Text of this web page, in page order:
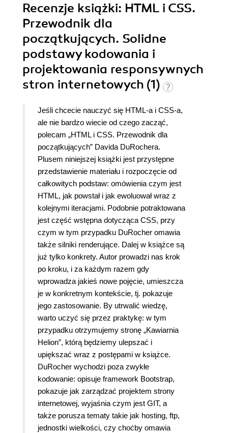
Recenzje książki: HTML i CSS.
Przewodnik dla
początkujących. Solidne
podstawy kodowania i
projektowania responsywnych
stron internetowych (1)
Jeśli chcecie nauczyć się HTML-a i CSS-a,
ale nie bardzo wiecie od czego zacząć,
polecam „HTML i CSS. Przewodnik dla
początkujących” Davida DuRochera.
Plusem niniejszej książki jest przystępne
przedstawienie materiału i rozpoczęcie od
całkowitych podstaw: omówienia czym jest
HTML, jak powstał i jak ewoluował wraz z
kolejnymi iteracjami. Podobnie potraktowana
jest część wstępna dotycząca CSS, przy
czym w tym przypadku DuRocher omawia
także silniki renderujące. Dalej w książce są
już tylko konkrety. Autor prowadzi nas krok
po kroku, i za każdym razem gdy
wprowadza jakieś nowe pojęcie, umieszcza
je w konkretnym kontekście, tj. pokazuje
jego zastosowanie. By utrwalić wiedzę,
warto uczyć się przez praktykę: w tym
przypadku otrzymujemy stronę „Kawiarnia
Helion”, którą będziemy ulepszać i
upiększać wraz z postępami w książce.
DuRocher wychodzi poza zwykłe
kodowanie: opisuje framework Bootstrap,
pokazuje jak zarządzać projektem strony
internetowej, wyjaśnia czym jest GIT, a
także porusza tematy takie jak hosting, ftp,
jednostki wielkości, czy choćby omawia